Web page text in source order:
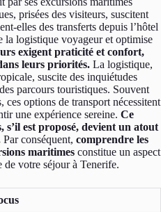
prisées des visiteurs, suscitent
elles des transferts depuis l’hôtel
la logistique voyageur et optimise
exigent praticité et confort,
leurs priorités. La logistique,
suscite des inquiétudes
parcours touristiques. Souvent
ces options de transport nécessitent
une expérience sereine. Ce
s’il est proposé, devient un atout
Par conséquent, comprendre les
maritimes constitue un aspect
de votre séjour à Tenerife.